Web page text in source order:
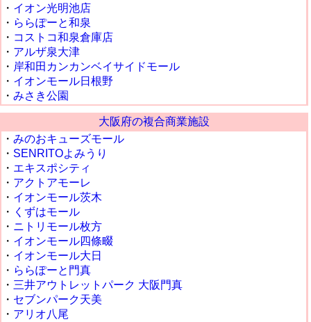
・ イオン光明池店
・ ららぽーと和泉
・ コストコ和泉倉庫店
・ アルザ泉大津
・ 岸和田カンカンベイサイドモール
・ イオンモール日根野
・ みさき公園
大阪府の複合商業施設
・ みのおキューズモール
・ SENRITOよみうり
・ エキスポシティ
・ アクトアモーレ
・ イオンモール茨木
・ くずはモール
・ ニトリモール枚方
・ イオンモール四條畷
・ イオンモール大日
・ ららぽーと門真
・ 三井アウトレットパーク 大阪門真
・ セブンパーク天美
・ アリオ八尾